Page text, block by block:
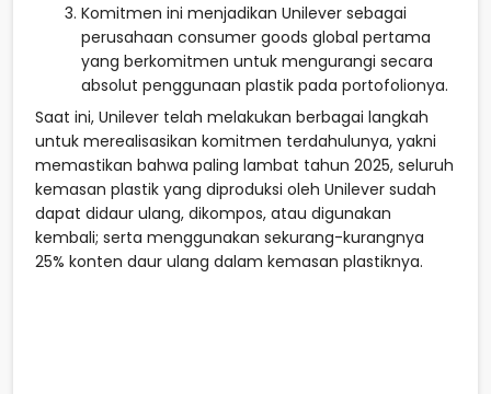
Komitmen ini menjadikan Unilever sebagai
perusahaan consumer goods global pertama
yang berkomitmen untuk mengurangi secara
absolut penggunaan plastik pada portofolionya.
Saat ini, Unilever telah melakukan berbagai langkah
untuk merealisasikan komitmen terdahulunya, yakni
memastikan bahwa paling lambat tahun 2025, seluruh
kemasan plastik yang diproduksi oleh Unilever sudah
dapat didaur ulang, dikompos, atau digunakan
kembali; serta menggunakan sekurang-kurangnya
25% konten daur ulang dalam kemasan plastiknya.